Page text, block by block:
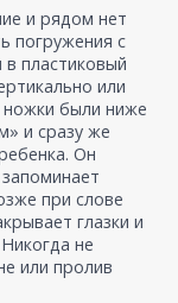
и рядом нет
погружения с
пластиковый
или
ножки были ниже
и сразу же
Он
при слове
глазки и
не
или пролив